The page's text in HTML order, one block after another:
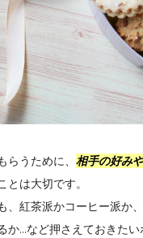
らうために、 相手の好み
とは大切です。
、紅茶派かコーヒー派か
か…など押さえておきた